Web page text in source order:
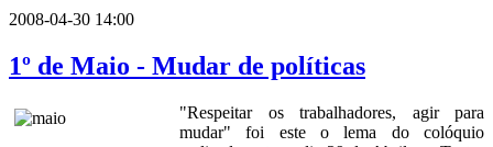
2008-04-30 14:00
1º de Maio - Mudar de políticas
"Respeitar os trabalhadores, agir para
mudar" foi este o lema do colóquio